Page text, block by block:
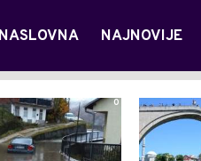
NASLOVNA NAJNOVIJE
0